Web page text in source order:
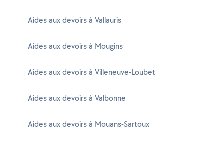
Aides aux devoirs à Vallauris
Aides aux devoirs à Mougins
Aides aux devoirs à Villeneuve-Loubet
Aides aux devoirs à Valbonne
Aides aux devoirs à Mouans-Sartoux